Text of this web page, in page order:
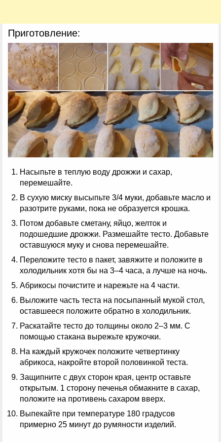
Приготовление:
Насыпьте в теплую воду дрожжи и сахар,
перемешайте.
В сухую миску высыпьте 3/4 муки, добавьте масло и
разотрите руками, пока не образуется крошка.
Потом добавьте сметану, яйцо, желток и
подошедшие дрожжи. Размешайте тесто. Добавьте
оставшуюся муку и снова перемешайте.
Переложите тесто в пакет, завяжите и положите в
холодильник хотя бы на 3–4 часа, а лучше на ночь.
Абрикосы почистите и нарежьте на 4 части.
Выложите часть теста на посыпанный мукой стол,
оставшееся положите обратно в холодильник.
Раскатайте тесто до толщины около 2–3 мм. С
помощью стакана вырежьте кружочки.
На каждый кружочек положите четвертинку
абрикоса, накройте второй половинкой теста.
Защипните с двух сторон края, центр оставьте
открытым. 1 сторону печенья обмакните в сахар,
положите на противень сахаром вверх.
Выпекайте при температуре 180 градусов
примерно 25 минут до румяности изделий.